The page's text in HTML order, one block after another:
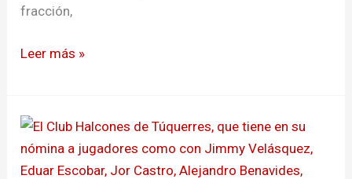
fracción,
Leer más »
Halcones
sorprendió
a